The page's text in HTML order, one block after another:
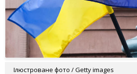
Ілюстроване фото / Getty images